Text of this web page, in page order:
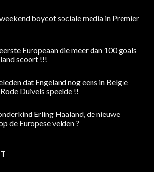
boycot sociale media in Premier
Europeaan die meer dan 100 goals
scoort !!!
dat Engeland nog eens in Belgie
Duivels speelde !!
Erling Haaland, de nieuwe
de Europese velden ?